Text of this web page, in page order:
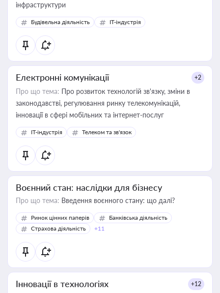
інфраструктури
Будівельна діяльність IT-індустрія
Електронні комунікації +2
Про що тема: Про розвиток технологій зв'язку, зміни в
законодавстві, регулювання ринку телекомунікацій,
інновації в сфері мобільних та інтернет-послуг
IT-індустрія Телеком та зв'язок
Воєнний стан: наслідки для бізнесу
Про що тема: Введення воєнного стану: що далі?
Ринок цінних паперів
Банківська діяльність
Страхова діяльність
+11
Інновації в технологіях +12